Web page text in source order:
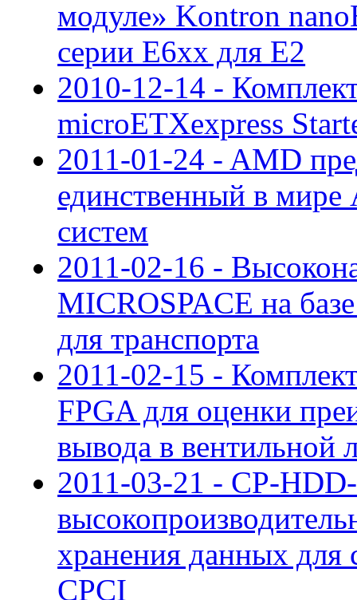
модуле» Kontron
серии E6xx для Е2
2010-12-14 -
microETXexpress
2011-01-24 - AMD
единственный в мире
систем
2011-02-16 -
MICROSPACE на
для транспорта
2011-02-15 -
FPGA для оценки
вывода в вентильной
2011-03-21 - CP-
хранения данных для
CPCI